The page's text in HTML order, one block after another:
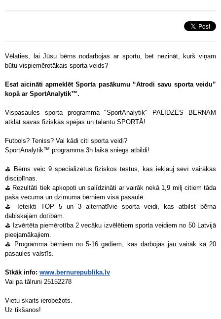
Vēlaties, lai Jūsu bērns nodarbojas ar sportu, bet nezināt, kurš viņam
būtu vispiemērotākais sporta veids?
Esat aicināti apmeklēt Sporta pasākumu “Atrodi savu sporta veidu”
kopā ar SportAnalytik™.
Vispasaules sporta programma "SportAnalytik" PALĪDZĒS BĒRNAM
atklāt savas fiziskās spējas un talantu SPORTĀ!
Futbols? Teniss? Vai kādi citi sporta veidi?
SportAnalytik™ programma 3h laikā sniegs atbildi!
⛳️ Bērns veic 9 specializētus fiziskos testus, kas iekļauj sevī vairākas
disciplīnas.
⛳️ Rezultāti tiek apkopoti un salīdzināti ar vairāk nekā 1,9 milj citiem tāda
paša vecuma un dzimuma bērniem visā pasaulē.
⛳️ Ieteikti TOP 5 un 3 alternatīvie sporta veidi, kas atbilst bērna
dabiskajām dotībām.
⛳️ Izvērtēta piemērotība 2 vecāku izvēlētiem sporta veidiem no 50 Latvijā
pieejamākajiem.
⛳️ Programma bērniem no 5-16 gadiem, kas darbojas jau vairāk kā 20
pasaules valstīs.
Sīkāk info: www.bernurepublika.lv
Vai pa tālruni 25152278
Vietu skaits ierobežots.
Uz tikšanos!